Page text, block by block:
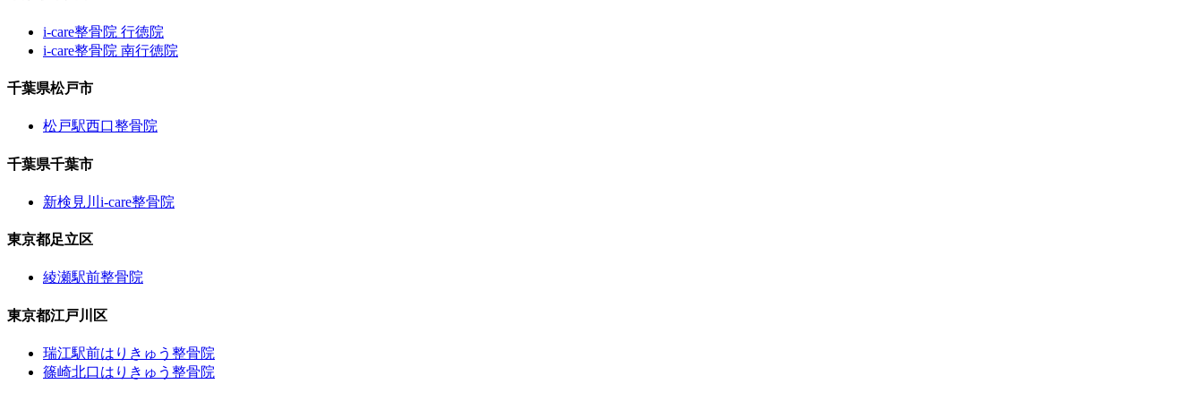
i-care整骨院 行徳院
i-care整骨院 南行徳院
千葉県松戸市
松戸駅西口整骨院
千葉県千葉市
新検見川i-care整骨院
東京都足立区
綾瀬駅前整骨院
東京都江戸川区
瑞江駅前はりきゅう整骨院
篠崎北口はりきゅう整骨院